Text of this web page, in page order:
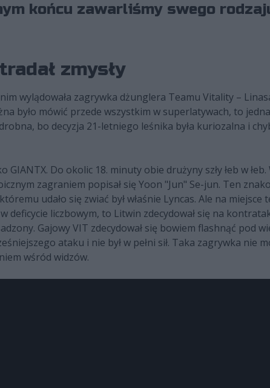
końcu zawarliśmy swego
zmysły
wylądowała zagrywka dżunglera Teamu Vitality –
było mówić przede wszystkim w superlatywach, to
bo decyzja 21-letniego leśnika była kuriozalna i
Do okolic 18. minuty obie drużyny szły łeb w
zagraniem popisał się Yoon "Jun" Se-jun. Ten
udało się zwiać był właśnie Lyncas. Ale na
deficycie liczbowym, to Litwin zdecydował się na
Gajowy VIT zdecydował się bowiem flashnąć pod
ataku i nie był w pełni sił. Taka zagrywka nie
wśród widzów.